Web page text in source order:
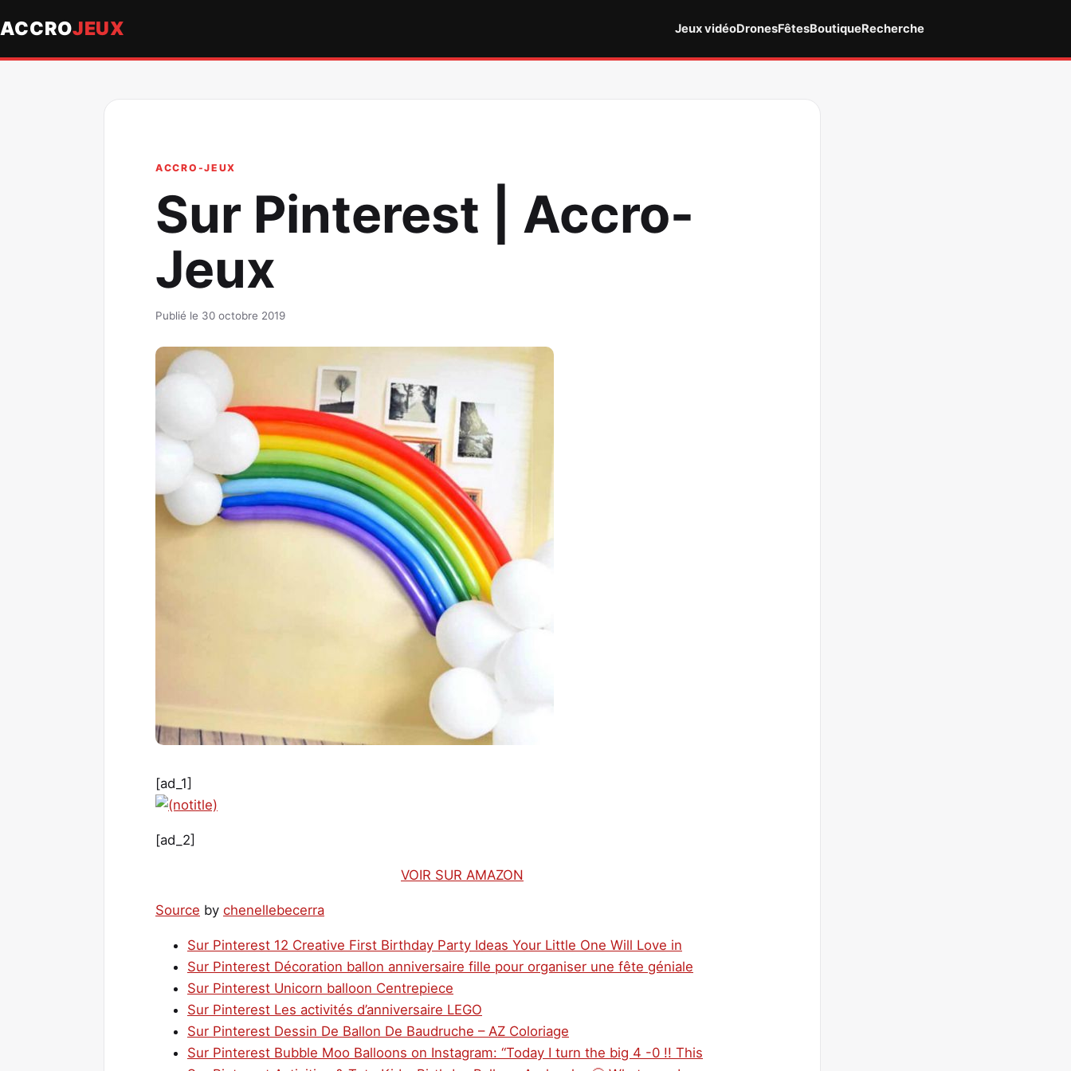
ACCROJEUX Jeux vidéoDronesFêtesBoutiqueRecherche
ACCRO-JEUX
Sur Pinterest | Accro-
Jeux
Publié le 30 octobre 2019
[ad_1]
[ad_2]
VOIR SUR AMAZON
Source by chenellebecerra
Sur Pinterest 12 Creative First Birthday Party Ideas Your Little One Will Love in
Sur Pinterest Décoration ballon anniversaire fille pour organiser une fête géniale
Sur Pinterest Unicorn balloon Centrepiece
Sur Pinterest Les activités d’anniversaire LEGO
Sur Pinterest Dessin De Ballon De Baudruche – AZ Coloriage
Sur Pinterest Bubble Moo Balloons on Instagram: “Today I turn the big 4 -0 !! This